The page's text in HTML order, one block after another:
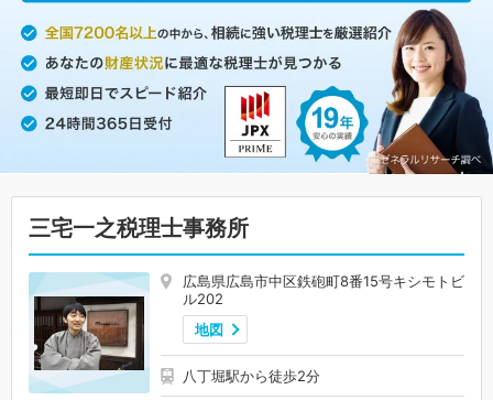
三宅一之税理士事務所
広島県広島市中区鉄砲町8番15号キシモトビ
ル202
地図
八丁堀駅から徒歩2分